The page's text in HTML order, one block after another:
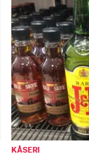
KÅSERI